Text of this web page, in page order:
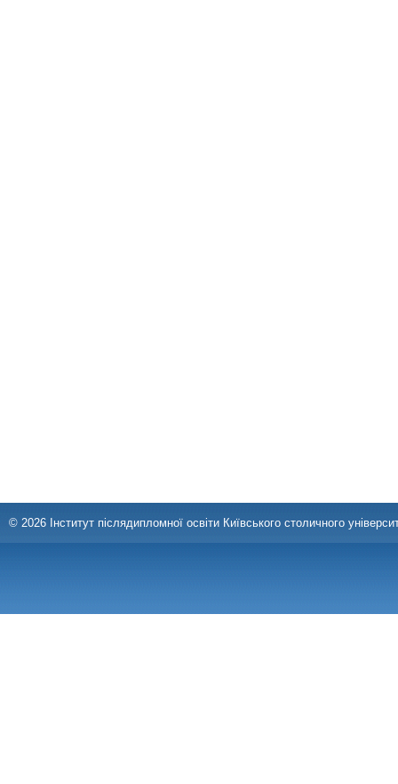
© 2026 Інститут післядипломної освіти Київського столичного